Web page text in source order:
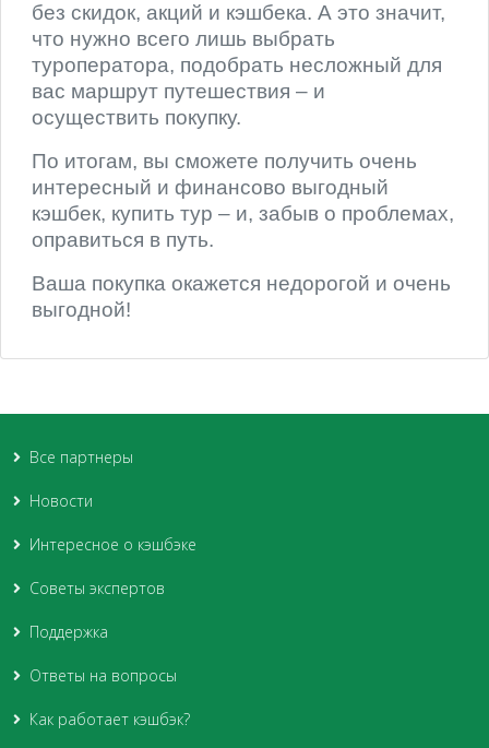
без скидок, акций и кэшбека. А это значит,
что нужно всего лишь выбрать
туроператора, подобрать несложный для
вас маршрут путешествия – и
осуществить покупку.
По итогам, вы сможете получить очень
интересный и финансово выгодный
кэшбек, купить тур – и, забыв о проблемах,
оправиться в путь.
Ваша покупка окажется недорогой и очень
выгодной!
Все партнеры
Новости
Интересное о кэшбэке
Советы экспертов
Поддержка
Ответы на вопросы
Как работает кэшбэк?